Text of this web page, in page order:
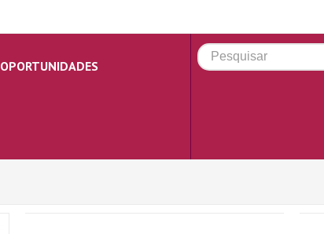
OPORTUNIDADES